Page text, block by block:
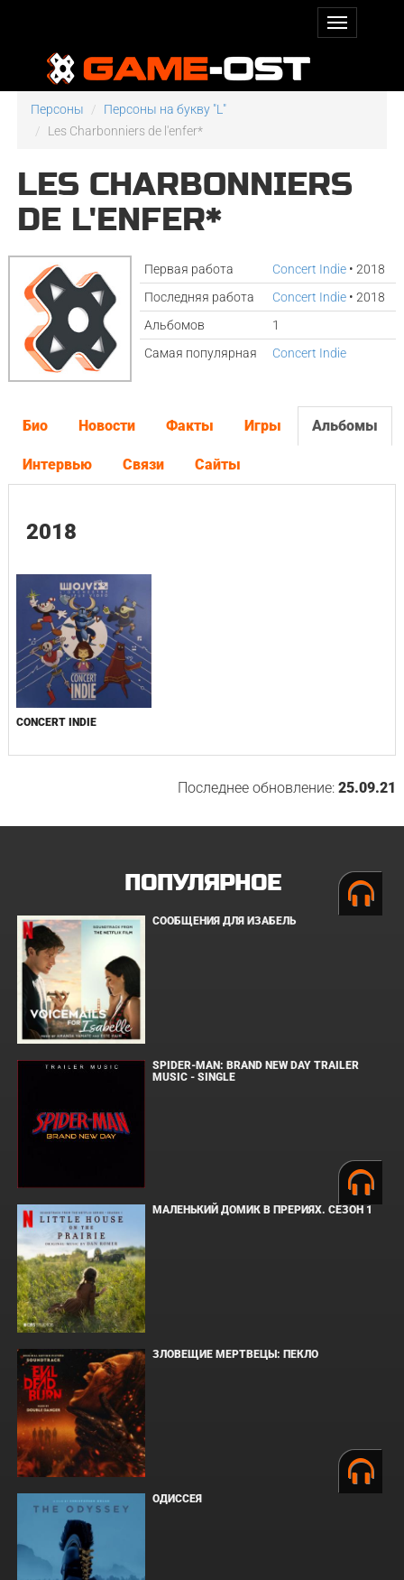
Персоны
Персоны на букву "L"
Les Charbonniers de l'enfer*
LES CHARBONNIERS
DE L'ENFER*
Первая работа Concert Indie • 2018
Последняя работа
Concert Indie • 2018
Альбомов
1
Самая популярная
Concert Indie
Био Новости Факты Игры Альбомы
Интервью Связи Сайты
2018
CONCERT INDIE
Последнее обновление:25.09.21
ПОПУЛЯРНОЕ
СООБЩЕНИЯ ДЛЯ ИЗАБЕЛЬ
SPIDER-MAN: BRAND NEW DAY TRAILER
MUSIC - SINGLE
МАЛЕНЬКИЙ ДОМИК В ПРЕРИЯХ. СЕЗОН 1
ЗЛОВЕЩИЕ МЕРТВЕЦЫ: ПЕКЛО
ОДИССЕЯ